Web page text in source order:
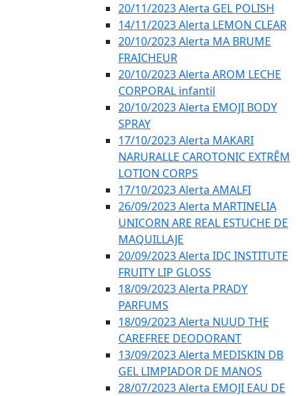
20/11/2023 Alerta GEL POLISH
14/11/2023 Alerta LEMON CLEAR
20/10/2023 Alerta MA BRUME
FRAICHEUR
20/10/2023 Alerta AROM LECHE
CORPORAL infantil
20/10/2023 Alerta EMOJI BODY
SPRAY
17/10/2023 Alerta MAKARI
NARURALLE CAROTONIC EXTRÊM
LOTION CORPS
17/10/2023 Alerta AMALFI
26/09/2023 Alerta MARTINELIA
UNICORN ARE REAL ESTUCHE DE
MAQUILLAJE
20/09/2023 Alerta IDC INSTITUTE
FRUITY LIP GLOSS
18/09/2023 Alerta PRADY
PARFUMS
18/09/2023 Alerta NUUD THE
CAREFREE DEODORANT
13/09/2023 Alerta MEDISKIN DB
GEL LIMPIADOR DE MANOS
28/07/2023 Alerta EMOJI EAU DE